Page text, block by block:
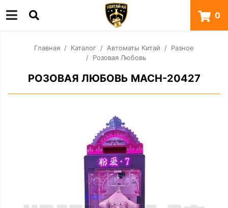
0
Главная Каталог Автоматы Китай
Разное
Розовая Любовь
РОЗОВАЯ ЛЮБОВЬ MACH-20427